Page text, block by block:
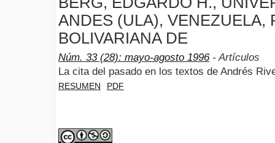
ANDES (ULA), VENEZUELA,
BOLIVARIANA DE
Núm. 33 (28): mayo-agosto 1996- Artículos
La cita del pasado en los textos de Andrés
RESUMEN PDF